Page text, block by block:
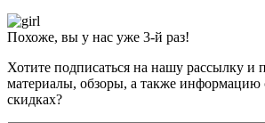
Похоже, вы у нас уже 3-й раз!
Хотите подписаться на нашу рассылку и
материалы, обзоры, а также информацию
скидках?